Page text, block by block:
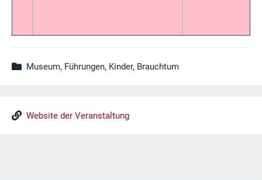
Museum, Führungen, Kinder, Brauchtum
Website der Veranstaltung